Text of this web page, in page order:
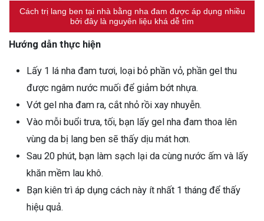
Cách trị lang ben tại nhà bằng nha đam được áp dụng nhiều
bởi đây là nguyên liệu khá dễ tìm
Hướng dẫn thực hiện
Lấy 1 lá nha đam tươi, loại bỏ phần vỏ, phần gel thu
được ngâm nước muối để giảm bớt nhựa.
Vớt gel nha đam ra, cắt nhỏ rồi xay nhuyễn.
Vào mỗi buổi trưa, tối, bạn lấy gel nha đam thoa lên
vùng da bị lang ben sẽ thấy dịu mát hơn.
Sau 20 phút, bạn làm sạch lại da cùng nước ấm và lấy
khăn mềm lau khô.
Bạn kiên trì áp dụng cách này ít nhất 1 tháng để thấy
hiệu quả.